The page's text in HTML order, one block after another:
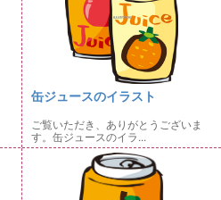
缶ジュースのイラスト
ご覧いただき、ありがとうございま
す。缶ジュースのイラ...